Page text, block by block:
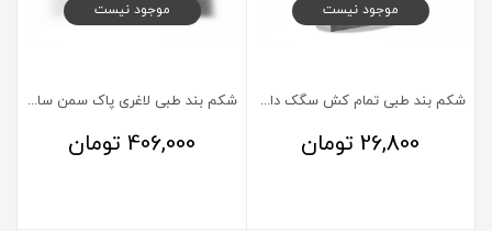
موجود نیست
شکم بند طبی تمام کش سگک دار پاک سمن سایز متوسط
26,800تومان
موجود نیست
شکم بند طبی لاغری پاک سمن سایز XXXL
406,000 تومان